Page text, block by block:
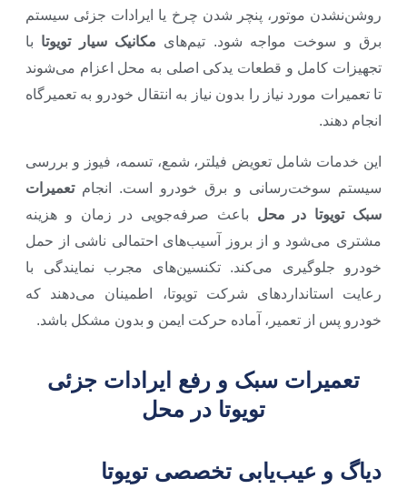
تعمیرات سبک و رفع ایرادات جزئی
تویوتا در محل
روشن‌نشدن موتور، پنچر شدن چرخ یا ایرادات جزئی سیستم
برق و سوخت مواجه شود. تیم‌های مکانیک سیار تویوتا با
تجهیزات کامل و قطعات یدکی اصلی به محل اعزام می‌شوند
تا تعمیرات مورد نیاز را بدون نیاز به انتقال خودرو به تعمیرگاه
انجام دهند.
این خدمات شامل تعویض فیلتر، شمع، تسمه، فیوز و بررسی
سیستم سوخت‌رسانی و برق خودرو است. انجامتعمیرات
سبک تویوتا در محل باعث صرفه‌جویی در زمان و هزینه
مشتری می‌شود و از بروز آسیب‌های احتمالی ناشی از حمل
خودرو جلوگیری می‌کند. تکنسین‌های مجرب نمایندگی با
رعایت استانداردهای شرکت تویوتا، اطمینان می‌دهند که
خودرو پس از تعمیر، آماده حرکت ایمن و بدون مشکل باشد.
دیاگ و عیب‌یابی تخصصی تویوتا